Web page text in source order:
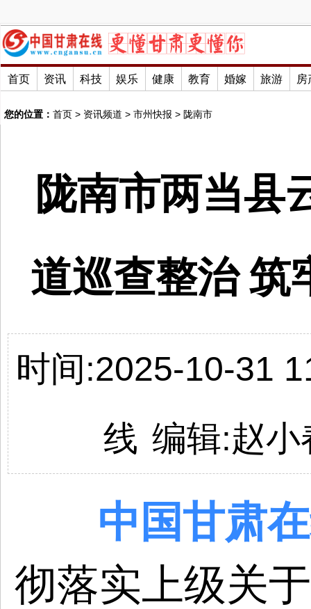
首页 资讯 科技 娱乐 健康 教育 婚嫁 旅游 房
您的位置： 首页 > 资讯频道 > 市州快报 > 陇南市
陇南市两当县
道巡查整治 筑
时间:2025-10-31
线 编辑:赵小
中国甘肃
彻落实上级关